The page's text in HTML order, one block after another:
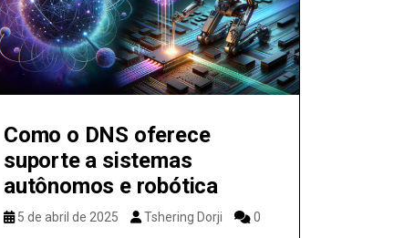
Como o DNS oferece
suporte a sistemas
autônomos e robótica
5 de abril de 2025 Tshering Dorji 0